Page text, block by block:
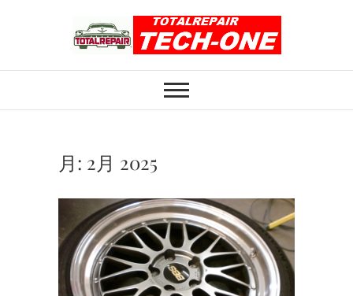
ホイール修理のト
ータルリペアテッ
月: 2月 2025